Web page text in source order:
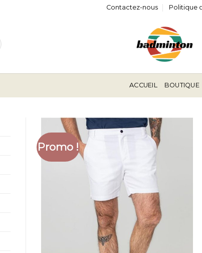
Contactez-nous Politique
ACCUEIL BOUTIQUE
Promo !